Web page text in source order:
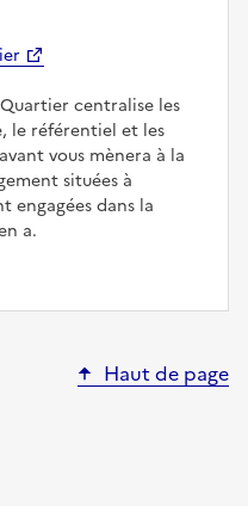
centralise les
le référentiel et les
vous mènera à la
situées à
engagées dans la
a.
Haut de page